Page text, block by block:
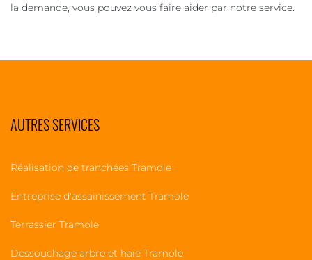
la demande, vous pouvez vous faire aider par notre service.
AUTRES SERVICES
Réalisation de tranchées Tramole
Entreprise d'assainissement Tramole
Terrassier Tramole
Dessouchage arbre et haie Tramole